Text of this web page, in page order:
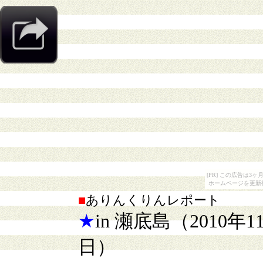
[PR] この広告は3ヶ
ホームページを更
■ありんくりんレポート
★in 瀬底島（2010年
日）